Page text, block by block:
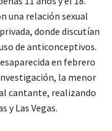
una relación sexual
donde discutían
de anticonceptivos.
en febrero
la menor
cantante, realizando
y Las Vegas.